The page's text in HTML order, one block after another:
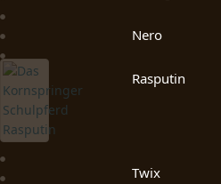
Nero
Rasputin
Twix